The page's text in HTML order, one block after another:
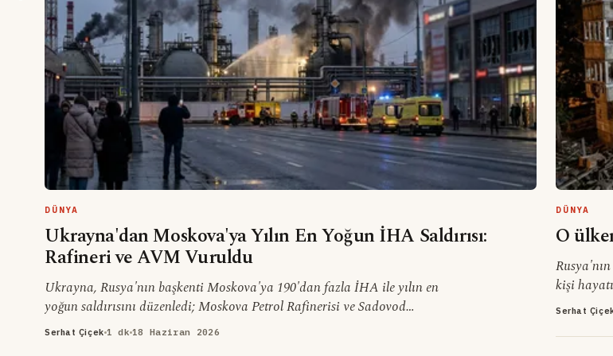
DÜNYA
Ukrayna'dan Moskova'ya Yılın En Yoğun İHA Saldırısı:
Rafineri ve AVM Vuruldu
Ukrayna, Rusya'nın başkenti Moskova'ya 190'dan fazla İHA ile yılın en
yoğun saldırısını düzenledi; Moskova Petrol Rafinerisi ve Sadovod
alışveriş merkezi vuruldu.
Serhat Çiçek 1 dk 18 Haziran 2026
DÜNYA
O
kişi
Serhat